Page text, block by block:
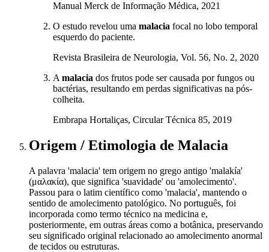
Manual Merck de Informação Médica, 2021
O estudo revelou uma malacia focal no lobo temporal
esquerdo do paciente.
Revista Brasileira de Neurologia, Vol. 56, No. 2, 2020
A malacia dos frutos pode ser causada por fungos ou
bactérias, resultando em perdas significativas na pós-
colheita.
Embrapa Hortaliças, Circular Técnica 85, 2019
Origem / Etimologia de Malacia
A palavra 'malacia' tem origem no grego antigo 'malakía'
(μαλακία), que significa 'suavidade' ou 'amolecimento'.
Passou para o latim científico como 'malacia', mantendo o
sentido de amolecimento patológico. No português, foi
incorporada como termo técnico na medicina e,
posteriormente, em outras áreas como a botânica, preservando
seu significado original relacionado ao amolecimento anormal
de tecidos ou estruturas.